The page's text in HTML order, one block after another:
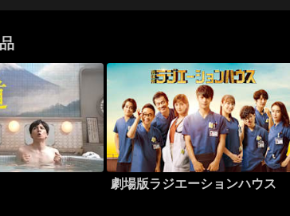
劇場版ラジエーションハウス